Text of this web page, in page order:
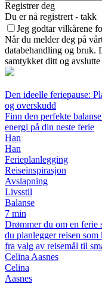
Registrer deg
Du er nå registrert - takk
Jeg godtar vilkårene
Når du melder deg på
databehandling og bruk.
samtykket ditt og
Den ideelle feriepause:
og overskudd
Finn den perfekte
energi på din neste ferie
Han
Han
Ferieplanlegging
Reiseinspirasjon
Avslapning
Livsstil
Balanse
7 min
Drømmer du om en
du planlegger reisen
fra valg av reisemål til
Celina Aasnes
Celina
Aasnes